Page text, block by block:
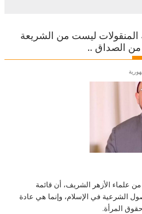
المنقولات ليست من الشريعة
من الصداق ..
من علماء الأزهر الشريف، أن قائمة
الشرعية في الإسلام، وإنما هي عادة
المرأة.